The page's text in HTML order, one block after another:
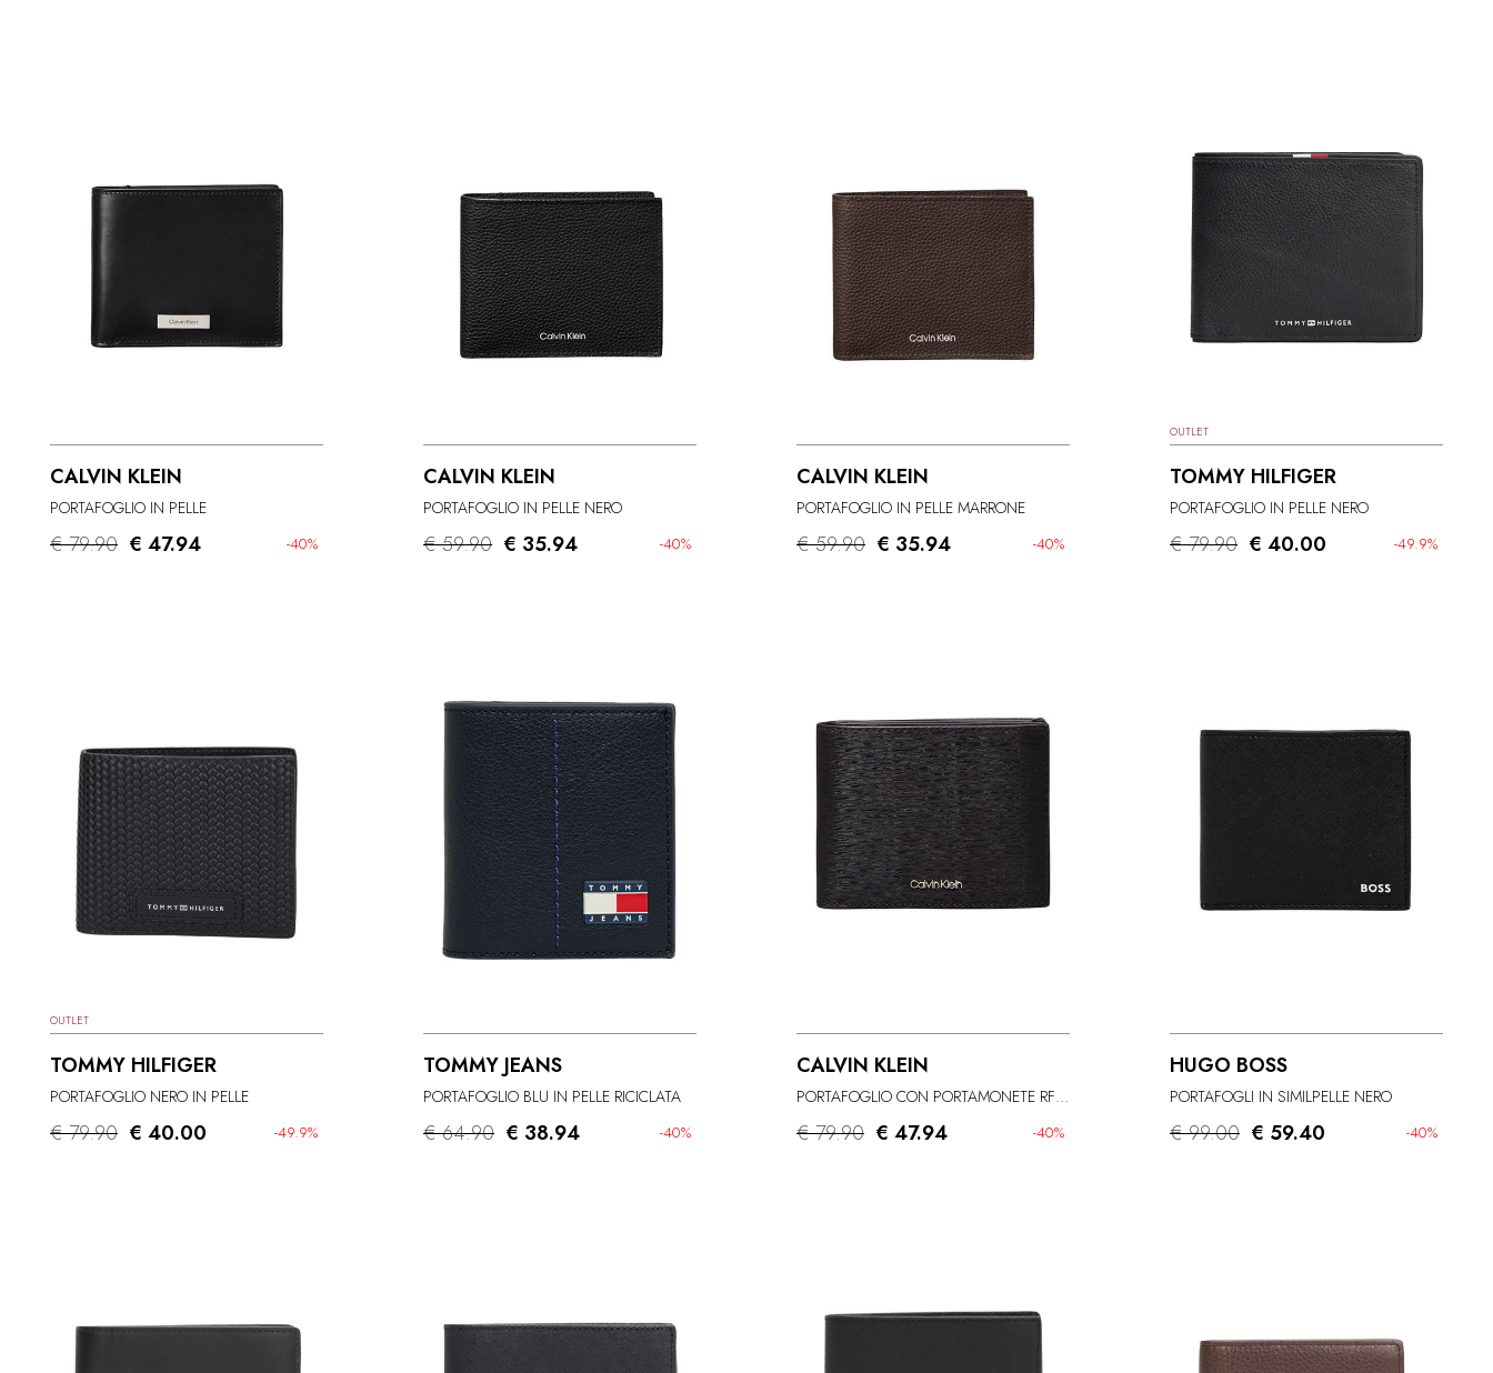
CALVIN KLEIN
PORTAFOGLIO IN PELLE
€ 79.90 -40%
€ 47.94
CALVIN KLEIN
PORTAFOGLIO IN PELLE NERO
€ 59.90 -40%
€ 35.94
CALVIN KLEIN
PORTAFOGLIO IN PELLE MARRONE
€ 59.90 -40%
€ 35.94
OUTLET
TOMMY HILFIGER
PORTAFOGLIO IN PELLE NERO
€ 79.90 -49.9%
€ 40.00
OUTLET
TOMMY HILFIGER
PORTAFOGLIO NERO IN PELLE
€ 79.90 -49.9%
€ 40.00
TOMMY JEANS
PORTAFOGLIO BLU IN PELLE RICICLATA
€ 64.90 -40%
€ 38.94
CALVIN KLEIN
PORTAFOGLIO CON PORTAMONETE RFID CALVIN KLEIN
€ 79.90 -40%
€ 47.94
HUGO BOSS
PORTAFOGLI IN SIMILPELLE NERO
€ 99.00 -40%
€ 59.40